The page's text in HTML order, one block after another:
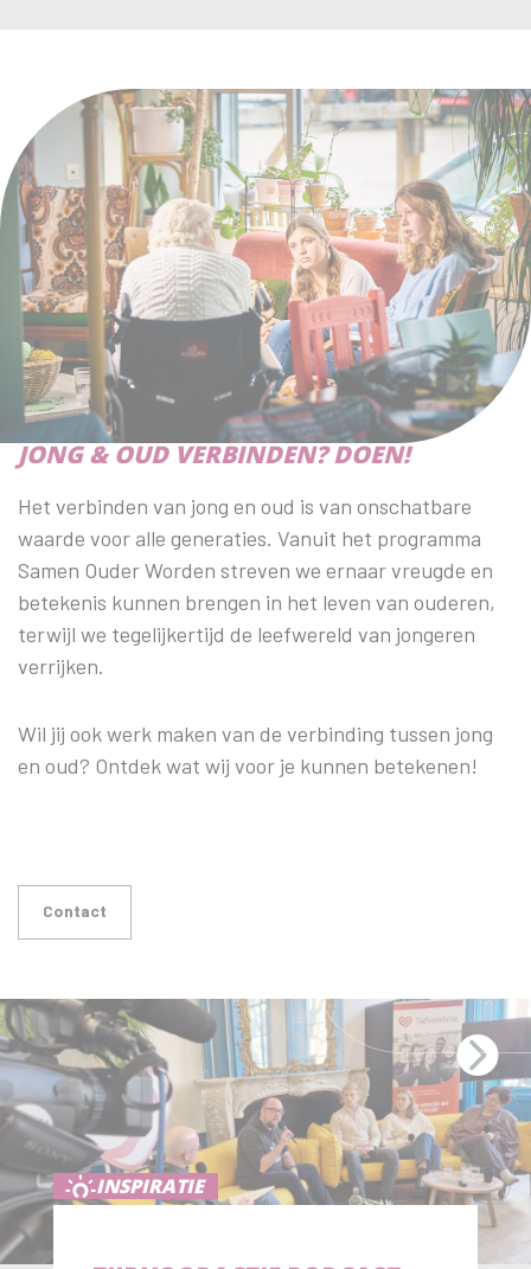
JONG & OUD VERBINDEN? DOEN!
Het verbinden van jong en oud is van onschatbare
waarde voor alle generaties. Vanuit het programma
Samen Ouder Worden streven we ernaar vreugde en
betekenis kunnen brengen in het leven van ouderen,
terwijl we tegelijkertijd de leefwereld van jongeren
verrijken.
Wil jij ook werk maken van de verbinding tussen jong
en oud? Ontdek wat wij voor je kunnen betekenen!
Contact
INSPIRATIE